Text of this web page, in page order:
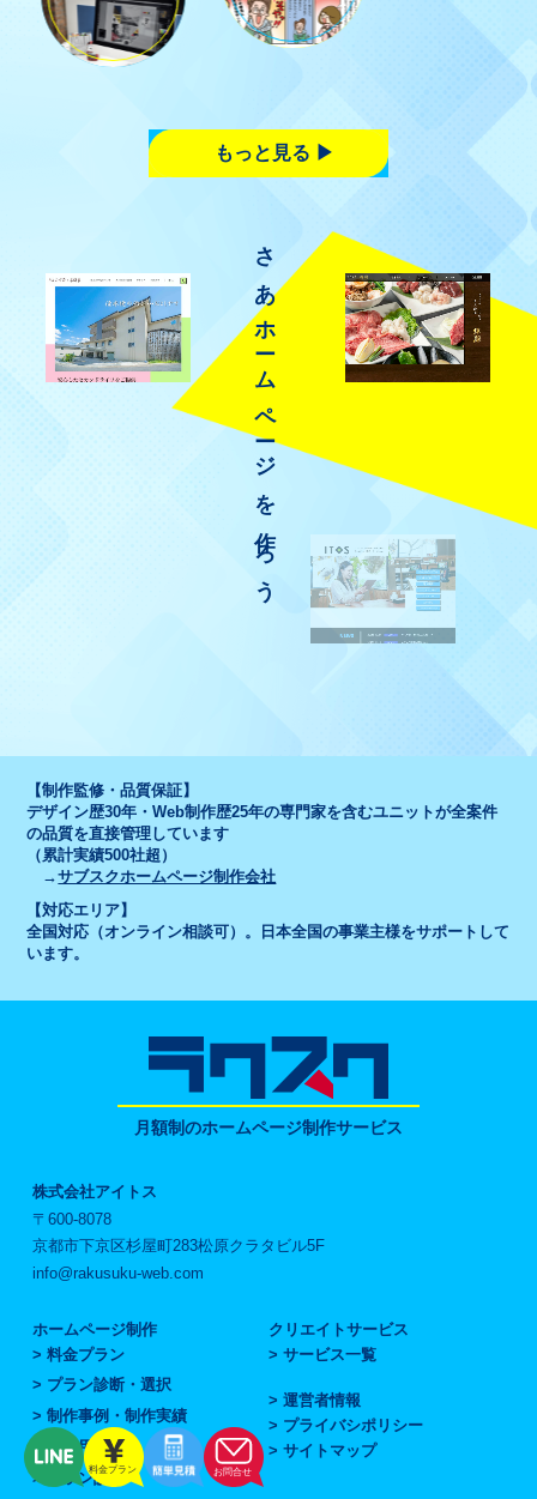
漫画制作
もっと見る
さあホームページを作ろう
【制作監修・品質保証】
デザイン歴30年・Web制作歴25年の専門家を含むユニットが全案件
の品質を直接管理しています
（累計実績500社超）
→サブスクホームページ制作会社
【対応エリア】
全国対応（オンライン相談可）。日本全国の事業主様をサポートして
います。
月額制のホームページ制作サービス
株式会社アイトス
〒600-8078
京都市下京区杉屋町283松原クラタビル5F
info@rakusuku-web.com
ホームページ制作
料金プラン
プラン診断・選択
制作事例・制作実績
ご利用の流れ
プラン診断
クリエイトサービス
サービス一覧
運営者情報
プライバシポリシー
サイトマップ